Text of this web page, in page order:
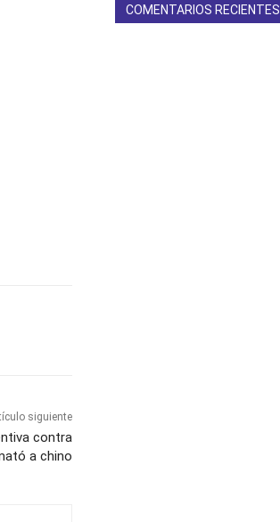
siguiente
contra
a chino
COMENTARIOS RECIENTES